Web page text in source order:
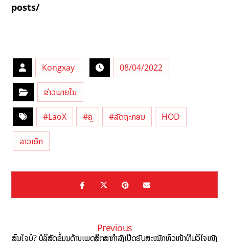
posts/
Kongxay 08/04/2022
ຂ່າວພາຍໃນ
#LaoX #ຄູ #ລັດຖະກອນ HOD
ລາວເອັກ
Previous
ສົນໃຈບໍ່? ບໍລິສັດຂໍ້ມູນດ້ານເພດສຶກສາກຳລັງເປີດຮັບສະໝັກຫົວໜ້າທີມວິໄຈໜັງ